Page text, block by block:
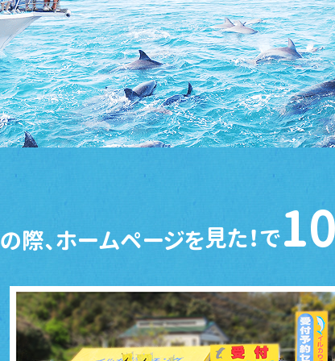
際、ホームページを見た！で10